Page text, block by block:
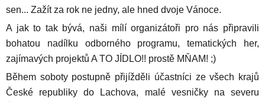
sen... Zažít za rok ne jedny, ale hned dvoje Vánoce.
A jak to tak bývá, naši mílí organizátoři pro nás připravili
bohatou nadílku odborného programu, tematických her,
zajímavých projektů A TO JÍDLO!! prostě MŇAM! ;)
Během soboty postupně přijížděli účastníci ze všech krajů
České republiky do Lachova, malé vesničky na severu